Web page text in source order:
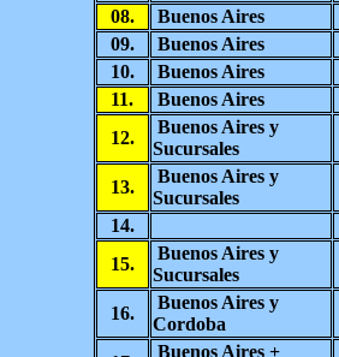
08.
Buenos Aires
09.
Buenos Aires
10.
Buenos Aires
11.
Buenos Aires
12.
Buenos Aires y
Sucursales
13.
Buenos Aires y
Sucursales
14.
15.
Buenos Aires y
Sucursales
16.
Buenos Aires y
Cordoba
Buenos Aires +